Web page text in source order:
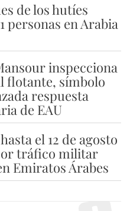
de los hutíes
personas en Arabia
inspecciona
flotante, símbolo
respuesta
de EAU
el 12 de agosto
tráfico militar
Emiratos Árabes